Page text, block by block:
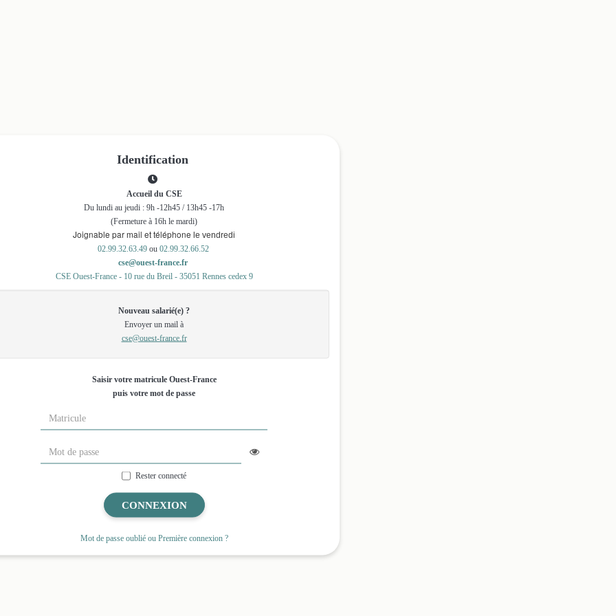
Identification

Accueil du CSE
Du lundi au jeudi : 9h -12h45 / 13h45 -17h
(Fermeture à 16h le mardi)
Joignable par mail et téléphone le vendredi
02.99.32.63.49ou 02.99.32.66.52
cse@ouest-france.fr
CSE Ouest-France- 10 rue du Breil - 35051 Rennes cedex 9
Nouveau salarié(e) ?
Envoyer un mail à
cse@ouest-france.fr
Saisir votre matricule Ouest-France
puis votre mot de passe
Rester connecté
CONNEXION
Mot de passe oublié ou Première connexion ?